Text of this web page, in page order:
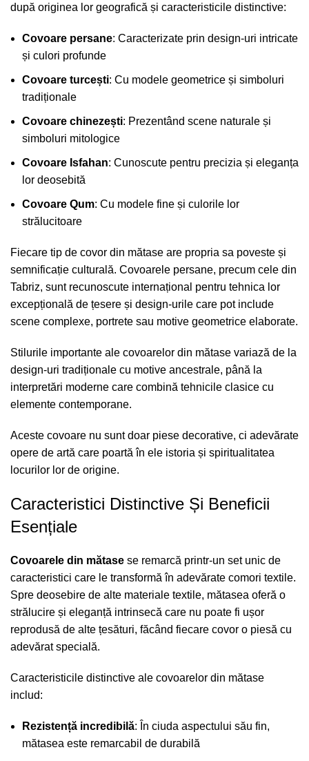
după originea lor geografică și caracteristicile distinctive:
Covoare persane: Caracterizate prin design-uri intricate
și culori profunde
Covoare turcești: Cu modele geometrice și simboluri
tradiționale
Covoare chinezești: Prezentând scene naturale și
simboluri mitologice
Covoare Isfahan: Cunoscute pentru precizia și eleganța
lor deosebită
Covoare Qum: Cu modele fine și culorile lor
strălucitoare
Fiecare tip de covor din mătase are propria sa poveste și
semnificație culturală. Covoarele persane, precum cele din
Tabriz, sunt recunoscute internațional pentru tehnica lor
excepțională de țesere și design-urile care pot include
scene complexe, portrete sau motive geometrice elaborate.
Stilurile importante ale covoarelor din mătase variază de la
design-uri tradiționale cu motive ancestrale, până la
interpretări moderne care combină tehnicile clasice cu
elemente contemporane.
Aceste covoare nu sunt doar piese decorative, ci adevărate
opere de artă care poartă în ele istoria și spiritualitatea
locurilor lor de origine.
Caracteristici Distinctive Și Beneficii
Esențiale
Covoarele din mătase se remarcă printr-un set unic de
caracteristici care le transformă în adevărate comori textile.
Spre deosebire de alte materiale textile, mătasea oferă o
strălucire și eleganță intrinsecă care nu poate fi ușor
reprodusă de alte țesături, făcând fiecare covor o piesă cu
adevărat specială.
Caracteristicile distinctive ale covoarelor din mătase
includ:
Rezistență incredibilă: În ciuda aspectului său fin,
mătasea este remarcabil de durabilă